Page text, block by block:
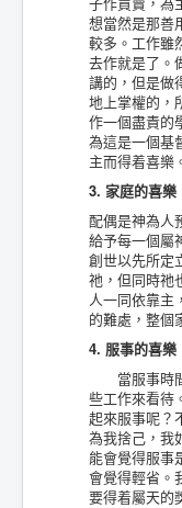
想當然是那善
較多。工作雖
去作就是了。
講的，但是做
地上掌權的，
作一個盡責的
為這是一個基
主而得着喜樂
3. 家庭的喜樂
配偶是神為人
給予每一個屬
創世以先所定
祂，但同時祂
人一同依靠主
的難處，整個
4. 服事的喜樂
當服事時間
些工作來看待
起來服事呢？
為我捨己，我
能會覺得服事
會覺得輕省。
要得着屬天的